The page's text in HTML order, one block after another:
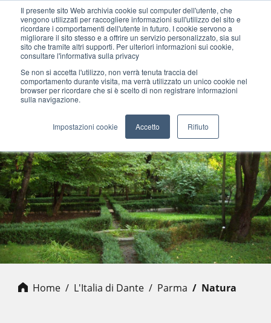
Il presente sito Web archivia cookie sul computer dell'utente, che
vengono utilizzati per raccogliere informazioni sull'utilizzo del sito e
ricordare i comportamenti dell'utente in futuro. I cookie servono a
migliorare il sito stesso e a offrire un servizio personalizzato, sia sul
sito che tramite altri supporti. Per ulteriori informazioni sui cookie,
consultare l'informativa sulla privacy
Se non si accetta l'utilizzo, non verrà tenuta traccia del
comportamento durante visita, ma verrà utilizzato un unico cookie nel
browser per ricordare che si è scelto di non registrare informazioni
sulla navigazione.
Impostazioni cookie Accetto Rifiuto
MENU
Home L'Italia di Dante parma natura